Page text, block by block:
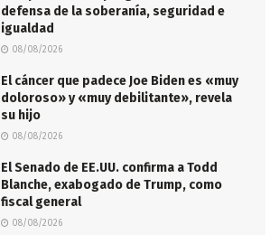
defensa de la soberanía, seguridad e
igualdad
08/08/2026
El cáncer que padece Joe Biden es «muy
doloroso» y «muy debilitante», revela
su hijo
08/08/2026
El Senado de EE.UU. confirma a Todd
Blanche, exabogado de Trump, como
fiscal general
08/08/2026